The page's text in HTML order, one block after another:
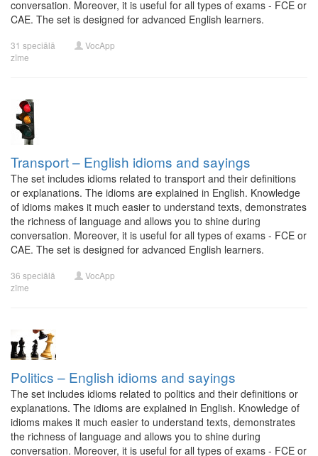
conversation. Moreover, it is useful for all types of exams - FCE or
CAE. The set is designed for advanced English learners.
31 speciālā
zīme
VocApp
Transport – English idioms and sayings
The set includes idioms related to transport and their definitions
or explanations. The idioms are explained in English. Knowledge
of idioms makes it much easier to understand texts, demonstrates
the richness of language and allows you to shine during
conversation. Moreover, it is useful for all types of exams - FCE or
CAE. The set is designed for advanced English learners.
36 speciālā
zīme
VocApp
Politics – English idioms and sayings
The set includes idioms related to politics and their definitions or
explanations. The idioms are explained in English. Knowledge of
idioms makes it much easier to understand texts, demonstrates
the richness of language and allows you to shine during
conversation. Moreover, it is useful for all types of exams - FCE or